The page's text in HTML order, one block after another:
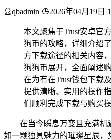
qbadmin 2026年04月19日
本文聚焦于Trust安卓官
狗币的攻略，详细介绍
方下载途径的相关内容
狗狗币展开，全面阐述
在为有在Trust钱包下载
提供清晰、实用的操作
们顺利完成下载与购买操
在当今瞬息万变且充满机
如一颗独具魅力的璀璨星辰